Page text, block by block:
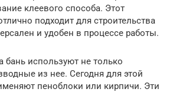
клеевого способа. Этот
подходит для строительства
и удобен в процессе работы.
бань используют не только
из нее. Сегодня для этой
пеноблоки или кирпичи. Эти